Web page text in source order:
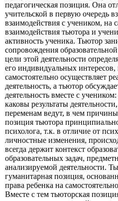
педагогическая позиция. Она
учительской в первую очередь
взаимодействия с учеником, на
взаимодействия тьютора и
активность ученика. Тьютор
сопровождения
цели этой деятельности
его индивидуальных
самостоятельно осуществляет
деятельность, а тьютор
деятельность вместе с
каковы результаты
переменам ведут, в чем
позиция тьютора
психолога, т.к. в отличие от
личностные изменения,
всегда держит контекст
образовательных задач,
анализируемой деятельности.
гуманитарная позиция,
права ребенка на
Вместе с тем тьюторская